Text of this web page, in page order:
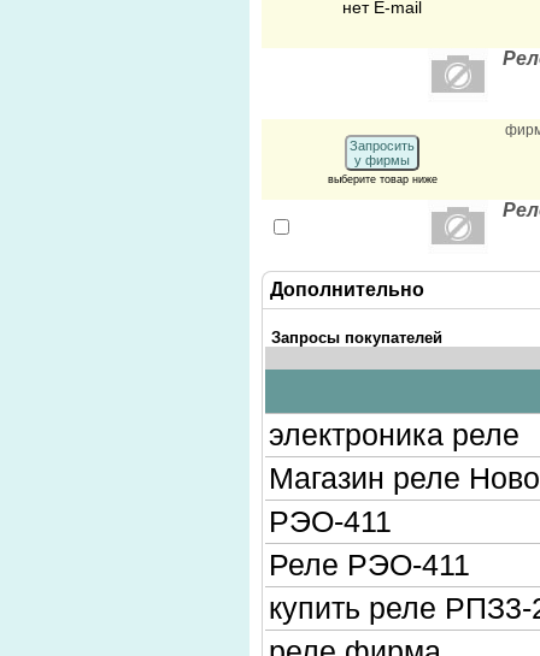
нет E-mail
Запросить
у фирмы
выберите товар ниже
Дополнительно
Запросы покупателей
электроника реле
Магазин реле
РЭО-411
Реле РЭО-411
купить реле